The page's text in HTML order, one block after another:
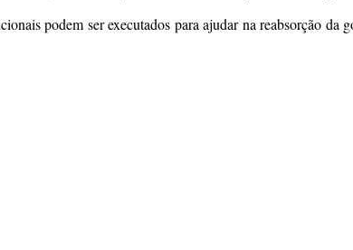
podem ser executados para ajudar na reabsorção da